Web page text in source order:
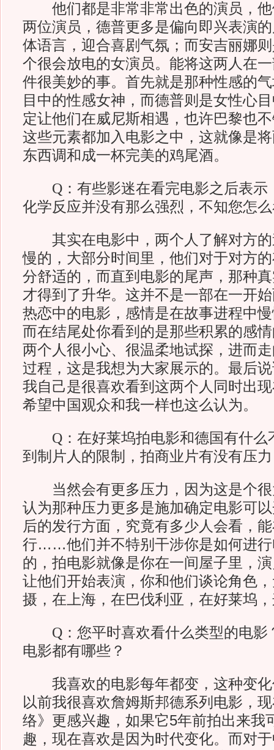
他们都是非常非常出色的演员，他
两位演员，德普更多是偏向即兴表演
体语言，迎合喜剧气氛；而安吉丽娜
个很会放电的女演员。能将这两人在
件很美妙的事。首先就是那种性感的
目中的性感女神，而德普则是女性心
定让他们在威尼斯相遇，也许巴黎也
这些元素都加入电影之中，这就像是
东西调和成一杯完美的鸡尾酒。
Q：有些影迷在看完电影之后表示
化学反应并没有那么强烈，不知您怎
其实在电影中，两个人了解对方的
慢的，大部分时间里，他们对于对方
分舒适的，而直到电影的尾声，那种
才得到了升华。这并不是一部在一开
热恋中的电影，感情是在故事进程中
而在结尾处你看到的是那些积累的感
两个人很小心、很温柔地试探，进而
过程，这是我想为大家展示的。最后
我自己是很喜欢看到这两个人同时出
希望中国观众和我一样也这么认为
Q：在好莱坞拍电影和德国有什么
到制片人的限制，拍商业片有没有压
当然会有更多压力，因为这是个很
认为那种压力更多是施加确定电影可
后的发行方面，究竟有多少人会看，
行……他们并不特别干涉你是如何进行
的，拍电影就像是你在一间屋子里，
让他们开始表演，你和他们谈论角色
摄，在上海，在巴伐利亚，在好莱坞
Q：您平时喜欢看什么类型的电影
电影都有哪些？
我喜欢的电影每年都变，这种变化
以前我很喜欢詹姆斯邦德系列电影，
络》更感兴趣，如果它5年前拍出来我
趣，现在喜欢是因为时代变化。而对